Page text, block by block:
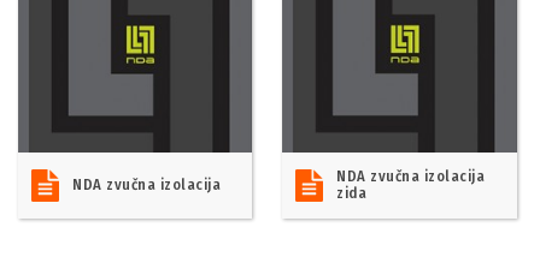
NDA zvučna izolacija
NDA zvučna izolacija
zida